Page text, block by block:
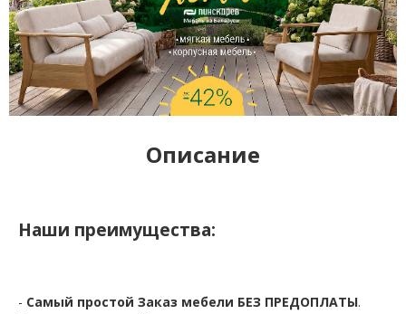
Описание
Наши преимущества:
- Самый простой Заказ мебели БЕЗ ПРЕДОПЛАТЫ.